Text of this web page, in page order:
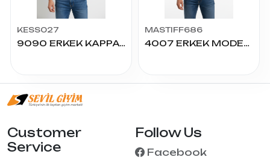
KESS027
9090 ERKEK KAPPA TİŞÖRT
MASTIFF686
4007 ERKEK MODEL TSHIRT
Customer
Service
Follow Us
Facebook